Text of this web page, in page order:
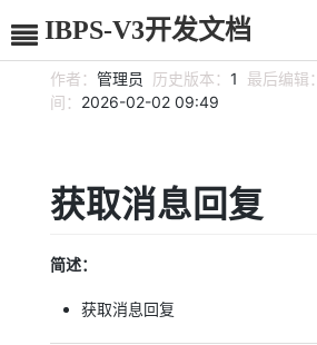
IBPS-V3开发文档
作者： 管理员 历史版本： 1 最后编辑：
间： 2026-02-02 09:49
获取消息回复
简述：
获取消息回复